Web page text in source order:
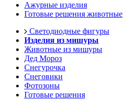
Ажурные изделия
Готовые решения животные
Светодиодные фигуры
Изделия из мишуры
Животные из мишуры
Дед Мороз
Снегурочка
Снеговики
Фотозоны
Готовые решения